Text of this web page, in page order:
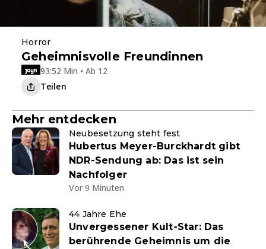
Horror
Geheimnisvolle Freundinnen
93:52 Min • Ab 12
Teilen
Mehr entdecken
Neubesetzung steht fest
Hubertus Meyer-Burckhardt gibt
NDR-Sendung ab: Das ist sein
Nachfolger
Vor 9 Minuten
44 Jahre Ehe
Unvergessener Kult-Star: Das
berührende Geheimnis um die